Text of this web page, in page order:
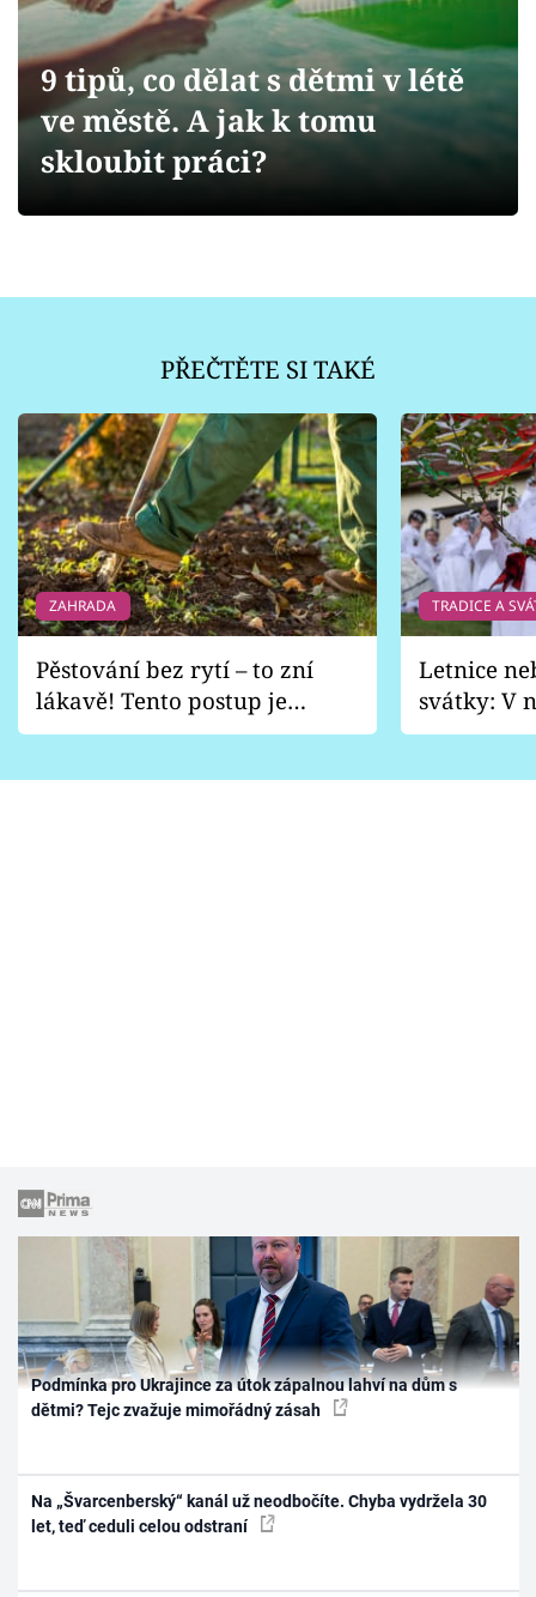
Přihlášení
Sledujte nás
9 tipů, co dělat s dětmi v létě
ve městě. A jak k tomu
skloubit práci?
PŘEČTĚTE SI TAKÉ
ZAHRADA
Pěstování bez rytí – to zní
lákavě! Tento postup je
vhodný jen pro některé
TRADICE A
Letnice
svátky: V
pondělí
Podmínka pro Ukrajince za útok zápalnou lahví na dům s
dětmi? Tejc zvažuje mimořádný zásah
Na „Švarcenberský“ kanál už neodbočíte. Chyba vydržela 30
let, teď ceduli celou odstraní